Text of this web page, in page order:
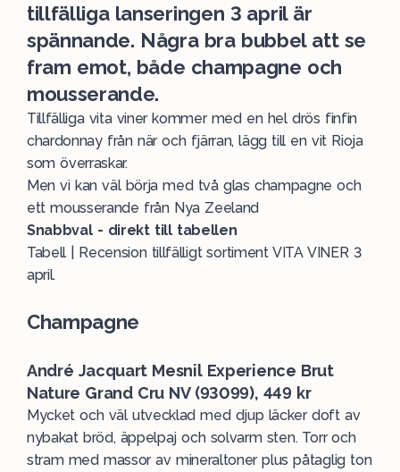
tillfälliga lanseringen 3 april är
spännande. Några bra bubbel att se
fram emot, både champagne och
mousserande.
Tillfälliga vita viner kommer med en hel drös finfin
chardonnay från när och fjärran, lägg till en vit Rioja
som överraskar.
Men vi kan väl börja med två glas champagne och
ett mousserande från Nya Zeeland
Snabbval - direkt till tabellen
Tabell | Recension tillfälligt sortiment VITA VINER 3
april.
Champagne
André Jacquart Mesnil Experience Brut
Nature Grand Cru NV (93099), 449 kr
Mycket och väl utvecklad med djup läcker doft av
nybakat bröd, äppelpaj och solvarm sten. Torr och
stram med massor av mineraltoner plus påtaglig ton